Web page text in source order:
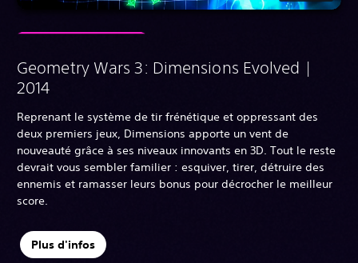
Geometry Wars 3: Dimensions Evolved |
2014
Reprenant le système de tir frénétique et oppressant des
deux premiers jeux, Dimensions apporte un vent de
nouveauté grâce à ses niveaux innovants en 3D. Tout le reste
devrait vous sembler familier : esquiver, tirer, détruire des
ennemis et ramasser leurs bonus pour décrocher le meilleur
score.
Plus d'infos